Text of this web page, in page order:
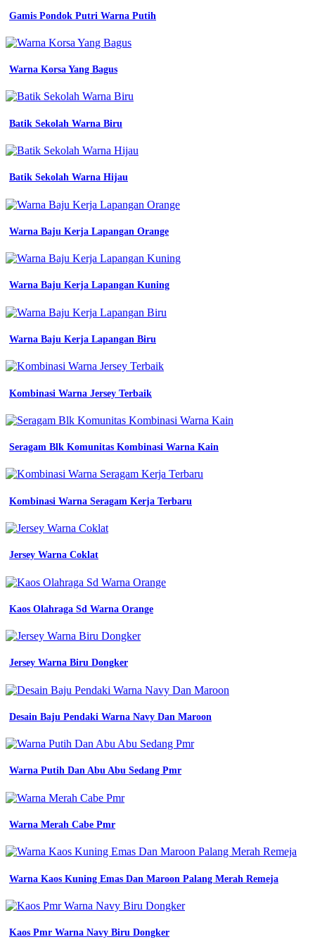
macam
warna
dan
warnanya
apa
Jenis
Biru
Dan
Jenis
Warna
Biru
macam
warna
dan
dalam
fashion
Jenis
jenis
warna
abu
n
lubuklinggau
inspirasi
jilbab
cocok
baju
biru
denim
cocok
12
jilbab
cocok
baju
denim
texstyle
macam
macam
jenis
warna
dan
Gamis Pondok Putri Warna Putih
Warna Korsa Yang Bagus
Batik Sekolah Warna Biru
Batik Sekolah Warna Hijau
Warna Baju Kerja Lapangan Orange
Warna Baju Kerja Lapangan Kuning
Warna Baju Kerja Lapangan Biru
Kombinasi Warna Jersey Terbaik
Seragam Blk Komunitas Kombinasi Warna Kain
Kombinasi Warna Seragam Kerja Terbaru
Jersey Warna Coklat
Kaos Olahraga Sd Warna Orange
Jersey Warna Biru Dongker
Desain Baju Pendaki Warna Navy Dan Maroon
Warna Putih Dan Abu Abu Sedang Pmr
Warna Merah Cabe Pmr
Warna Kaos Kuning Emas Dan Maroon Palang Merah Remeja
Kaos Pmr Warna Navy Biru Dongker